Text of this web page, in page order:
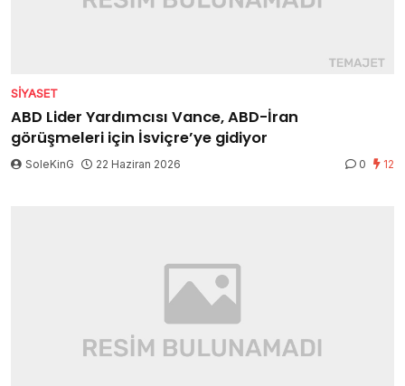
SIYASET
ABD Lider Yardımcısı Vance, ABD-İran
görüşmeleri için İsviçre’ye gidiyor
SoleKinG 22 Haziran 2026 0 12